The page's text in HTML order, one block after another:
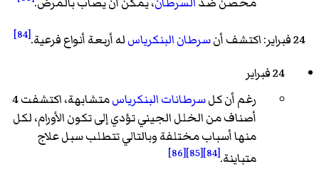
24 فبراير: اكتشف أن سرطان البنكرياسله أربعة أنواع فرعية.[84]
24 فبراير
رغم أن كلسرطانات البنكرياس
متشابهة، اكتشفت 4
أصناف من الخلل الجيني تؤدي إلى تكون الأورام، لكل
منها أسباب مختلفة وبالتالي تتطلب سبل علاج
متباينة.[84]
[85]
[86]